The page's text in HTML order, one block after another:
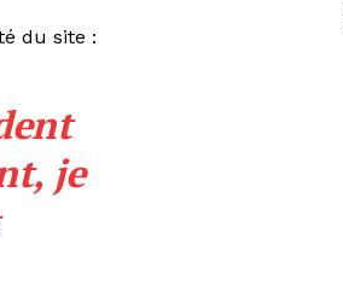
du site :
je